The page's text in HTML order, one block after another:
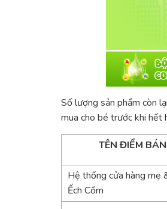
Số lượng sản phẩm còn
mua cho bé trước khi hết
TÊN ĐIỂM BÁN
Hệ thống cửa hàng mẹ
Ếch Cốm